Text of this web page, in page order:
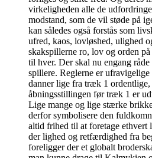
virkeligheden alle de
modstand, som de vil støde på
kan således også forstås som
ufred, kaos, lovløshed, ulighed
skakspillerne ro, lov og orden
til hver. Der skal nu engang
spillere. Reglerne er
danner lige fra træk 1
åbningsstillingen før træk 1 er
Lige mange og lige stærke
derfor symbolisere den
altid frihed til at foretage
der lighed og retfærdighed fra
foreligger der et globalt